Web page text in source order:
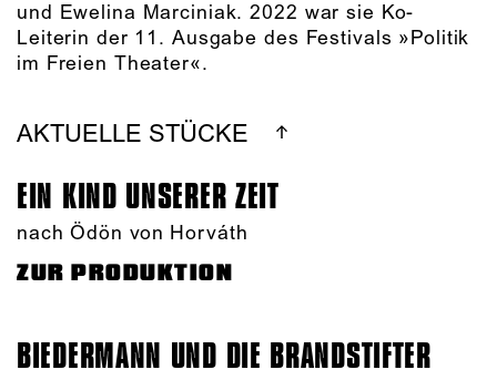
und Ewelina Marciniak. 2022 war sie Ko-
Leiterin der 11. Ausgabe des Festivals »Politik
im Freien Theater«.
AKTUELLE STÜCKE
EIN KIND UNSERER ZEIT
nach Ödön von Horváth
ZUR PRODUKTION
BIEDERMANN UND DIE BRANDSTIFTER